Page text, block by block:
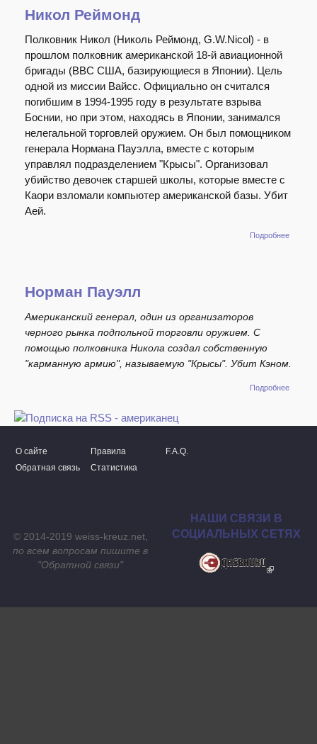
Никол Реймонд
Полковник Никол (Николь Реймонд, G.W.Nicol) - в
прошлом полковник американской 18-й авиационной
бригады (ВВС США, базирующиеся в Японии). Цель
одной из миссии Вайсс. Официально он считался
погибшим в 1994-1995 году в результате взрыва
Боснии, но при этом, находясь в Японии, занимался
нелегальной торговлей оружием. Он был помощником
генерала Нормана Пауэлла, вместе с которым
управлял подразделением "Крысы". Организовал
убийство девочек старшей школы, которые вместе с
Каори взломали компьютер американской базы. Убит
Аей.
Подробнее
Норман Пауэлл
Американский генерал, один из организаторов
черного рынка подпольной торговли оружием. С
помощью полковника Никола создал собственную
"карманную армию", называемую "Крысы". Убит Кэном.
Подробнее
О сайте Правила
F.A.Q.
Обратная связь
Статистика
© 2014-2019 weiss-kreuz.net,
по всем вопросам пишите в
"Обратной связи"
НАШИ СВЯЗИ В
СОЦИАЛЬНЫХ СЕТЯХ